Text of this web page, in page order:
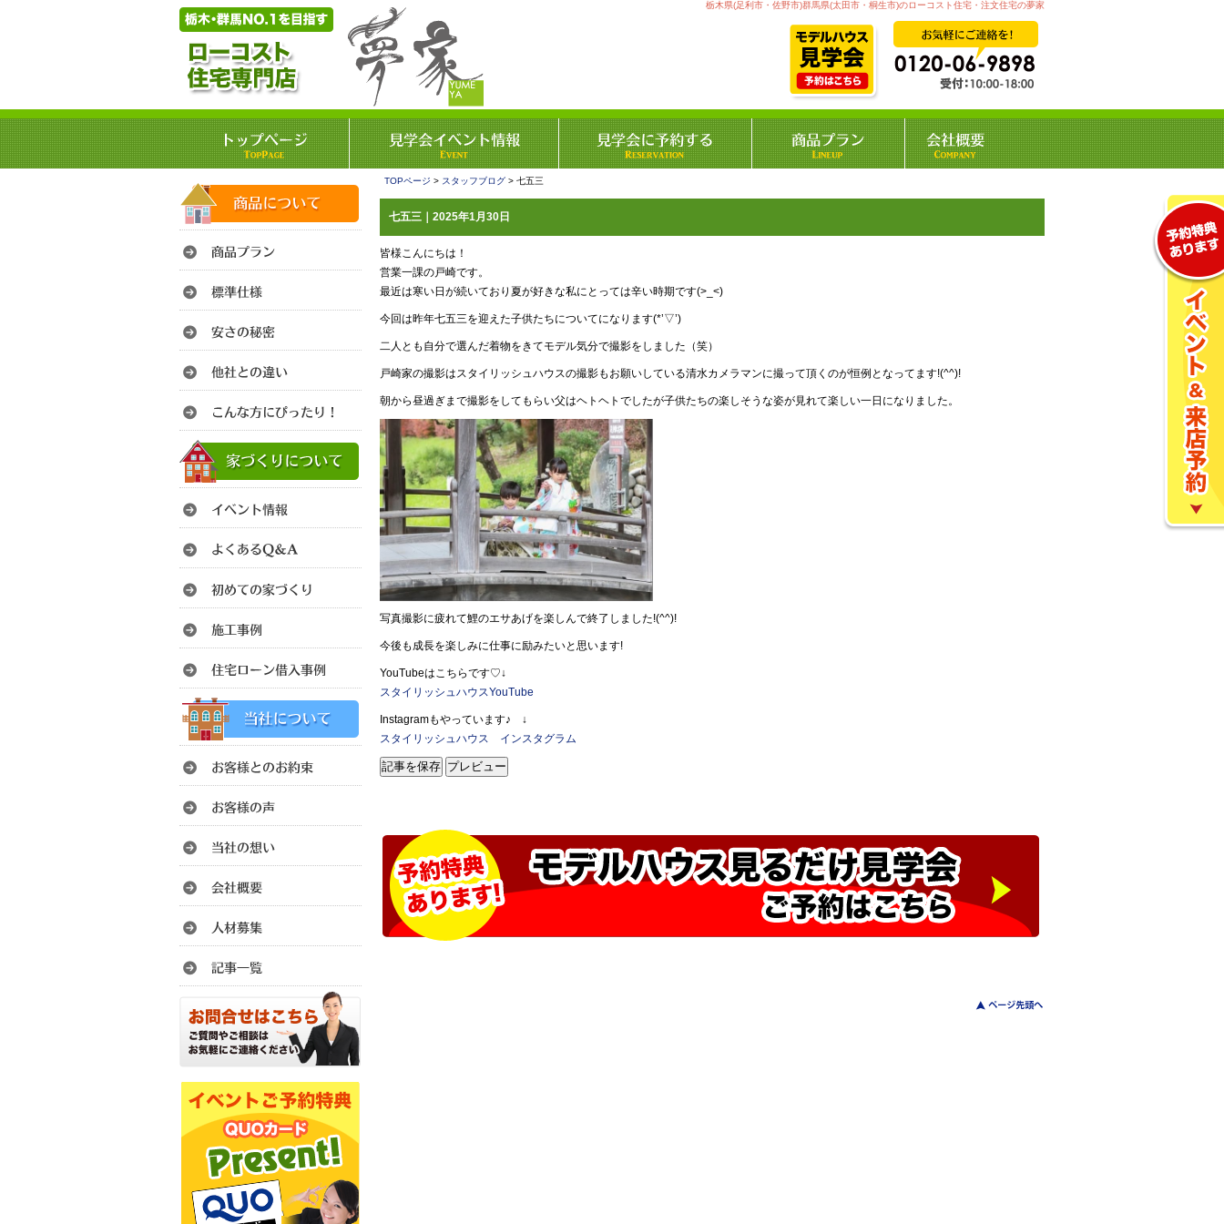
栃木県(足利市・佐野市)群馬県(太田市・桐生市)のローコスト住宅・注文住宅の夢家
TOPページ > スタッフブログ > 七五三
七五三｜2025年1月30日
皆様こんにちは！
営業一課の戸崎です。
最近は寒い日が続いており夏が好きな私にとっては辛い時期です(>_<)
今回は昨年七五三を迎えた子供たちについてになります(*’▽’)
二人とも自分で選んだ着物をきてモデル気分で撮影をしました（笑）
戸崎家の撮影はスタイリッシュハウスの撮影もお願いしている清水カメラマンに撮って頂くのが恒例となってます!(^^)!
朝から昼過ぎまで撮影をしてもらい父はヘトヘトでしたが子供たちの楽しそうな姿が見れて楽しい一日になりました。
写真撮影に疲れて鯉のエサあげを楽しんで終了しました!(^^)!
今後も成長を楽しみに仕事に励みたいと思います!
YouTubeはこちらです♡↓
スタイリッシュハウスYouTube
Instagramもやっています♪ ↓
スタイリッシュハウス インスタグラム